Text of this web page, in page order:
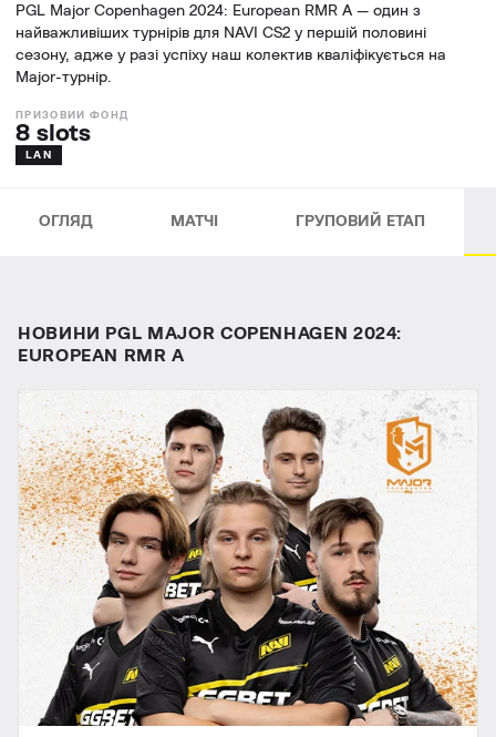
PGL Major Copenhagen 2024: European RMR A — один з
найважливіших турнірів для NAVI CS2 у першій половині
сезону, адже у разі успіху наш колектив кваліфікується на
Major-турнір.
8 slots
LAN
ОГЛЯД МАТЧІ ГРУПОВИЙ ЕТАП
НОВИНИ PGL MAJOR COPENHAGEN 2024:
EUROPEAN RMR A